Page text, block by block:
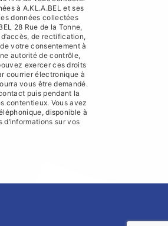
à A.KL.A.BEL et ses
données collectées
28 Rue de la Tonne,
de rectification,
votre consentement à
autorité de contrôle,
exercer ces droits
courrier électronique à
vous être demandé.
puis pendant la
contentieux. Vous avez
disponible à
sur vos